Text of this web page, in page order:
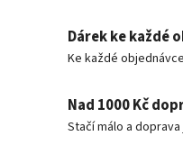
Dárek ke každé
Ke každé
Nad 1000 Kč
Stačí málo a doprava